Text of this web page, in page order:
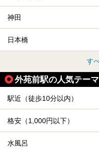
神田
日本橋
す
外苑前駅の人気テー
駅近（徒歩10分以内）
格安（1,000円以下）
水風呂